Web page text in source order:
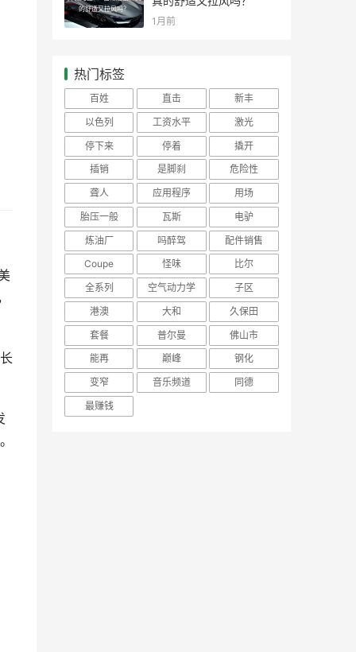
的舒适又拉风吗？
1月前
热门标签
百姓 直击
新丰
以色列
工资水平
激光
停下来
停着
撬开
插销
是脚刹
危险性
聋人
应用程序
用场
胎压一般
瓦斯
电驴
炼油厂
吗醉驾
配件销售
Coupe
怪味
比尔
全系列
空气动力学
子区
港澳
大和
久保田
套餐
普尔曼
佛山市
能再
巅峰
钢化
变窄
音乐频道
同德
最赚钱